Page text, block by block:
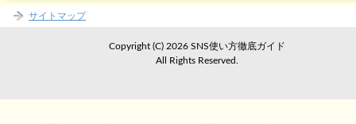
サイトマップ
Copyright (C) 2026 SNS使い方徹底ガイド
All Rights Reserved.